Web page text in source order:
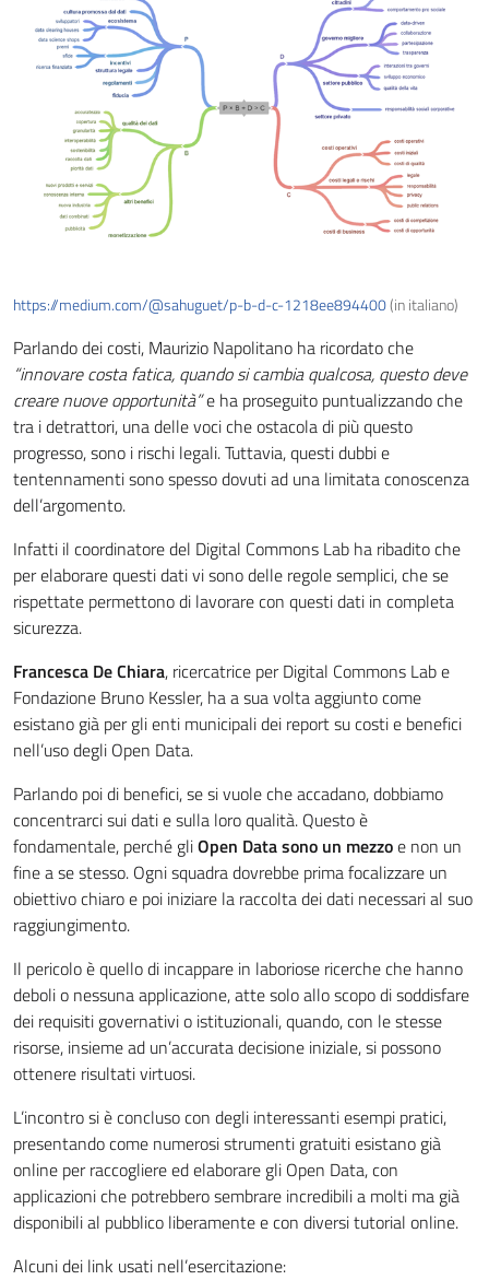
https://medium.com/@sahuguet/p-b-d-c-1218ee894400(in italiano)
Parlando dei costi, Maurizio Napolitano ha ricordato che
“innovare costa fatica, quando si cambia qualcosa, questo deve
creare nuove opportunità”e ha proseguito puntualizzando che
tra i detrattori, una delle voci che ostacola di più questo
progresso, sono i rischi legali. Tuttavia, questi dubbi e
tentennamenti sono spesso dovuti ad una limitata conoscenza
dell’argomento.
Infatti il coordinatore del Digital Commons Lab ha ribadito che
per elaborare questi dati vi sono delle regole semplici, che se
rispettate permettono di lavorare con questi dati in completa
sicurezza.
Francesca De Chiara, ricercatrice per Digital Commons Lab e
Fondazione Bruno Kessler, ha a sua volta aggiunto come
esistano già per gli enti municipali dei report su costi e benefici
nell’uso degli Open Data.
Parlando poi di benefici, se si vuole che accadano, dobbiamo
concentrarci sui dati e sulla loro qualità. Questo è
fondamentale, perché gliOpen Data sono un mezzoe non un
fine a se stesso. Ogni squadra dovrebbe prima focalizzare un
obiettivo chiaro e poi iniziare la raccolta dei dati necessari al suo
raggiungimento.
Il pericolo è quello di incappare in laboriose ricerche che hanno
deboli o nessuna applicazione, atte solo allo scopo di soddisfare
dei requisiti governativi o istituzionali, quando, con le stesse
risorse, insieme ad un’accurata decisione iniziale, si possono
ottenere risultati virtuosi.
L’incontro si è concluso con degli interessanti esempi pratici,
presentando come numerosi strumenti gratuiti esistano già
online per raccogliere ed elaborare gli Open Data, con
applicazioni che potrebbero sembrare incredibili a molti ma già
disponibili al pubblico liberamente e con diversi tutorial online.
Alcuni dei link usati nell’esercitazione: